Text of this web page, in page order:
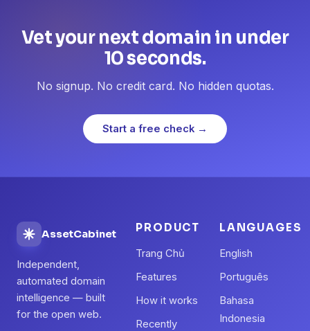
Vet your next domain in under
10 seconds.
No signup. No credit card. No hidden quotas.
Start a free check →
AssetCabinet
Independent,
automated domain
intelligence — built
for the open web.
PRODUCT
Trang Chủ
Features
How it works
Recently
LANGUAGES
English
Português
Bahasa
Indonesia